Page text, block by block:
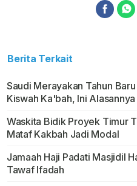
Berita Terkait
Saudi Merayakan Tahun
Kiswah Ka'bah, Ini Alasannya
Waskita Bidik Proyek Timur
Mataf Kakbah Jadi Modal
Jamaah Haji Padati Masjidil
Tawaf Ifadah